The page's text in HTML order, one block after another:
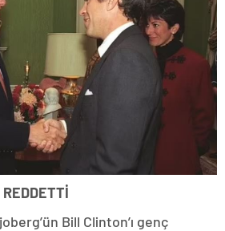
Bill Clinton’ı genç